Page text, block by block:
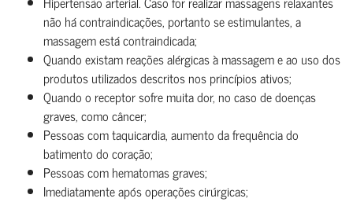
não há contraindicações, portanto se estimulantes, a
massagem está contraindicada;
Quando existam reações alérgicas à massagem e ao uso dos
produtos utilizados descritos nos princípios ativos;
Quando o receptor sofre muita dor, no caso de doenças
graves, como câncer;
Pessoas com taquicardia, aumento da frequência do
batimento do coração;
Pessoas com hematomas graves;
Imediatamente após operações cirúrgicas;